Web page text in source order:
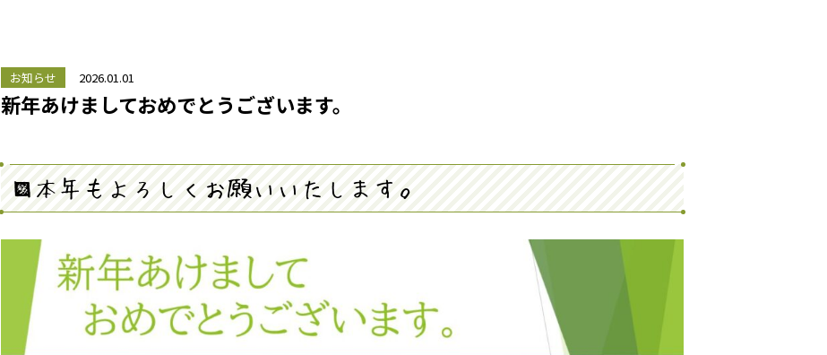
お知らせ 2026.01.01
新年あけましておめでとうございます。
■本年もよろしくお願いいたします。